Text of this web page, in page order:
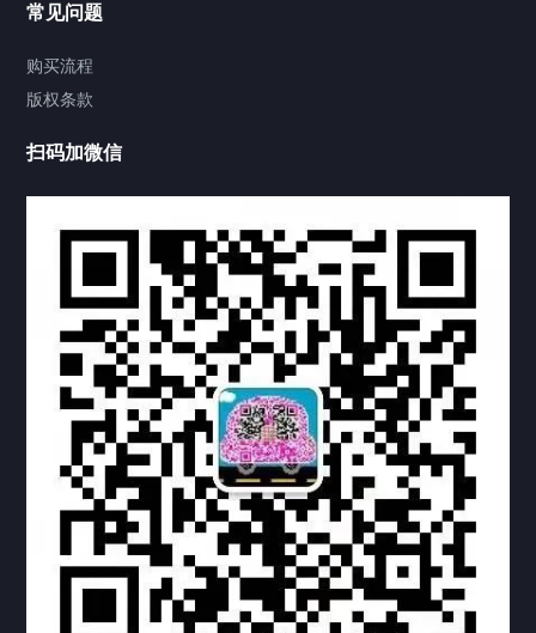
视频中心
定制案例
科研实验室
厂区介绍
中国公证处海牙认证
热门标签 TAG
常见问题
购买流程
版权条款
扫码加微信